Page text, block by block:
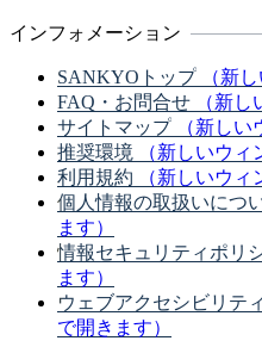
インフォメーション
SANKYOトップ
（新
FAQ・お問合せ
（新
サイトマップ
（新しい
推奨環境
（新しいウィ
利用規約
（新しいウィ
個人情報の取扱いにつ
ます）
情報セキュリティポリ
ます）
ウェブアクセシビリテ
で開きます）